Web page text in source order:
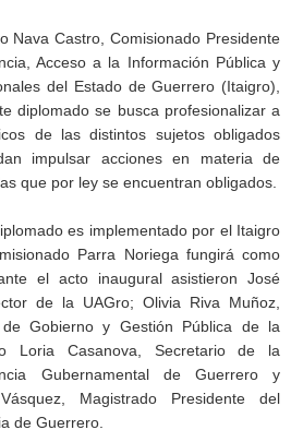
Nava Castro, Comisionado Presidente
Acceso a la Información Pública y
del Estado de Guerrero (Itaigro),
diplomado se busca profesionalizar a
de las distintos sujetos obligados
impulsar acciones en materia de
que por ley se encuentran obligados.
es implementado por el Itaigro
Parra Noriega fungirá como
el acto inaugural asistieron José
de la UAGro; Olivia Riva Muñoz,
Gobierno y Gestión Pública de la
Loria Casanova, Secretario de la
Gubernamental de Guerrero y
Magistrado Presidente del
de Guerrero.